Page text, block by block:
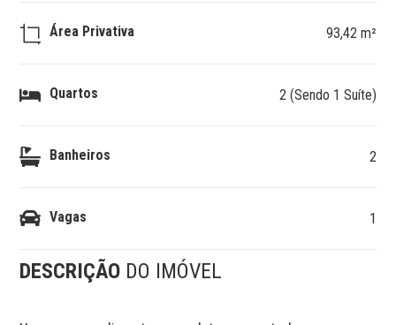
Área Privativa 93,42 m²
Quartos 2 (Sendo 1 Suíte)
Banheiros 2
Vagas 1
DESCRIÇÃO DO IMÓVEL